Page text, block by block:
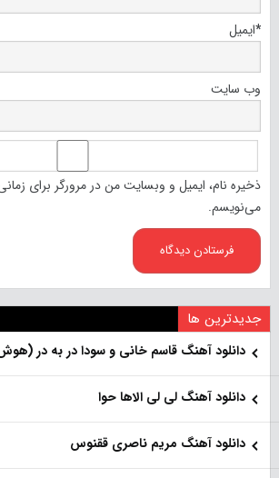
ایمیل*
وب‌ سایت
ذخیره نام، ایمیل و وبسایت من در مرورگر برای
می‌نویسم.
جدیدترین ها
دانلود آهنگ قاسم خانی و سودا در به در
دانلود آهنگ لی لی الاها حوا
دانلود آهنگ مریم ناصری ققنوس